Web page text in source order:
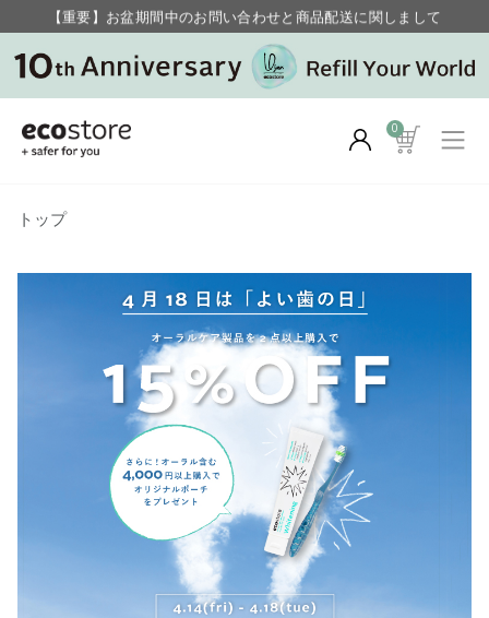
【重要】お盆期間中のお問い合わせと商品配送に関しまして
毎月お得にポイントが貯まる！ “月のポイントアップデー”
0
トップ